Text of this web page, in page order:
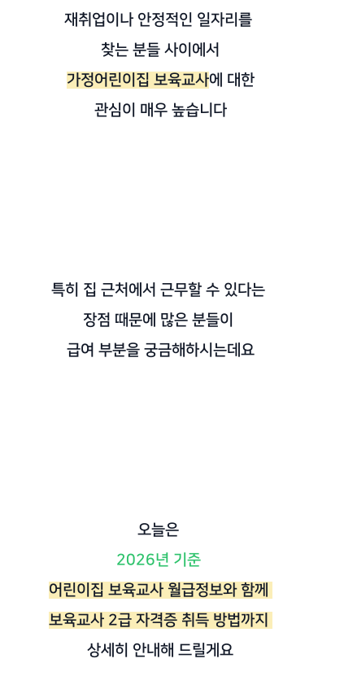
재취업이나 안정적인 일자리를
찾는 분들 사이에서
가정어린이집 보육교사에 대한
관심이 매우 높습니다
특히 집 근처에서 근무할 수 있다는
장점 때문에 많은 분들이
급여 부분을 궁금해하시는데요
오늘은
2026년 기준
어린이집 보육교사 월급정보와 함께
보육교사 2급 자격증 취득 방법까지
상세히 안내해 드릴게요